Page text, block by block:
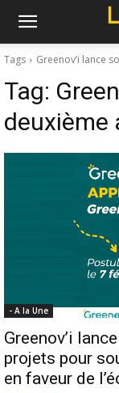
Tags Greenov’i lance
Tag:
deuxième
- A la Une
Greenov’i
projets pour
en faveur de